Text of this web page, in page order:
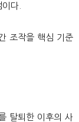
다.
조작을 핵심 기준
탈퇴한 이후의 사